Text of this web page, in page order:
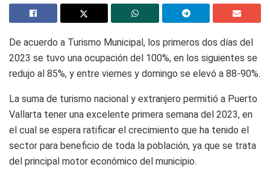
De acuerdo a Turismo Municipal, los primeros dos días del
2023 se tuvo una ocupación del 100%, en los siguientes se
redujo al 85%, y entre viernes y domingo se elevó a 88-90%.
La suma de turismo nacional y extranjero permitió a Puerto
Vallarta tener una excelente primera semana del 2023, en
el cual se espera ratificar el crecimiento que ha tenido el
sector para beneficio de toda la población, ya que se trata
del principal motor económico del municipio.